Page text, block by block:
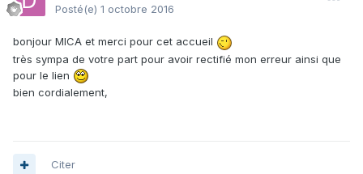
Posté(e) 1 octobre 2016
bonjour MICA et merci pour cet accueil
très sympa de votre part pour avoir rectifié mon erreur ainsi que
pour le lien
bien cordialement,
Citer